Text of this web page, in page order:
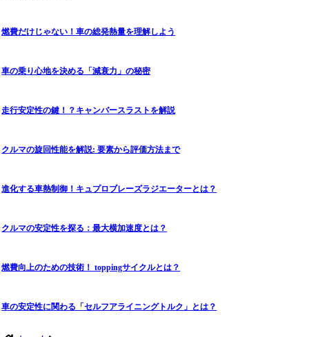
燃費だけじゃない！車の総発熱量を理解しよう
車の乗り心地を決める「減衰力」の秘密
走行安定性の鍵！？キャンバースラストを解説
クルマの旋回性能を解説: 要素から評価方法まで
進化する車熱制御！キュプロブレーズラジエーターとは？
クルマの安定性を探る：最大横加速度とは？
燃費向上のための技術！ toppingサイクルとは？
車の安定性に関わる「セルフアライニングトルク」とは？